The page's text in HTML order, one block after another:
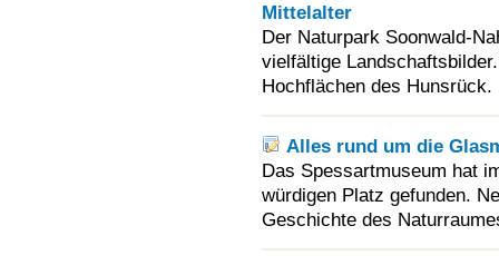
Mittelalter
Der Naturpark Soonwald-
vielfältige
Hochflächen des
Alles rund um die
Das Spessartmuseum hat
würdigen Platz gefunden.
Geschichte des